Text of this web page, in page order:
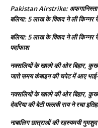
Pakistan Airstrike: अफगानिस्तान
बलिया: 5 लाख के विवाद ने ली किन्नर
बलिया: 5 लाख के विवाद ने ली किन्नर
पर्दाफाश
नक्सलियों के खात्मे की ओर बिहार,
जाते समय कंबाइन की चपेट में आए भाई-
नक्सलियों के खात्मे की ओर बिहार,
देवरिया की बेटी पल्लवी राय ने रचा
नाबालिग छात्राओं की रहस्यमयी